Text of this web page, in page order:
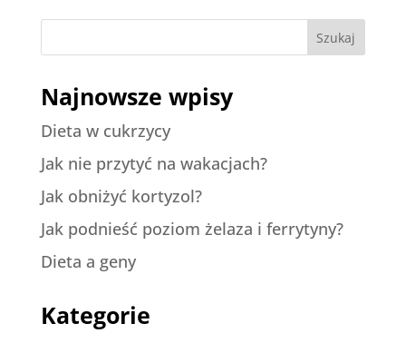
Szukaj
Najnowsze wpisy
Dieta w cukrzycy
Jak nie przytyć na wakacjach?
Jak obniżyć kortyzol?
Jak podnieść poziom żelaza i ferrytyny?
Dieta a geny
Kategorie